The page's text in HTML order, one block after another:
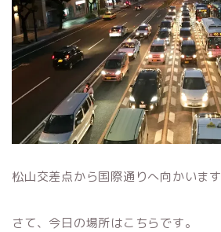
松山交差点から国際通りへ向かいま
さて、今日の場所はこちらです。